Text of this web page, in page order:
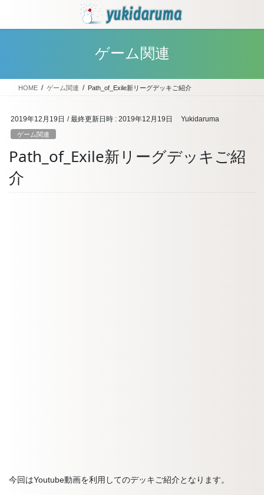
テ
ス
ゲ
ン
ゲーム関連
HOME ゲーム関連 Path_of_Exile新リーグデッキご紹介
2019年12月19日 / 最終更新日時 : 2019年12月19日 Yukidaruma
ゲーム関連
Path_of_Exile新リーグデッキご紹
介
今回はYoutube動画を利用してのデッキご紹介となります。